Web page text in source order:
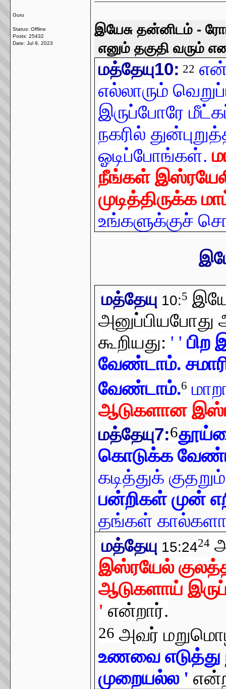
Guru
Status: Offline
Posts: 25432
Date: Jul 9, 2023
இயேசு தன்னிடம் -
எனும் தகுதி வரும்
மத்தேயு10: 22
எல்லாரும்
இருப்போரே
நகரில்
ஓடிப்போங்கள்.
நீங்கள்
முடித்திருக்க
உங்களுக்குச்
மத்தேயு 10:5
அனுப்பியபோது
கூறியது: ' 'பிற
வேண்டாம்.
வேண்டாம்.6
ஆடுகளான
மத்தேயு7:6
கொடுக்க
கடித்துக்
பன்றிகள் முன்
தங்கள்
மத்தேயு 15:2424
இஸ்ரயேல்
ஆடுகளாய்
' என்றார்.
26 அவர்
உணவை எடுத்து
முறையல்ல '